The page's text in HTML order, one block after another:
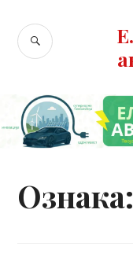
content
SEARCH
Ознака: